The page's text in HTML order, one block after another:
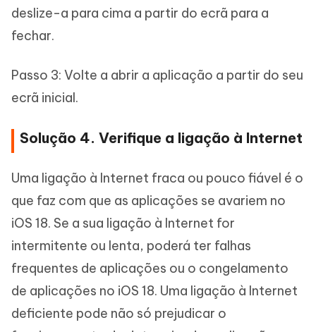
deslize-a para cima a partir do ecrã para a
fechar.
Passo 3: Volte a abrir a aplicação a partir do seu
ecrã inicial.
Solução 4. Verifique a ligação à Internet
Uma ligação à Internet fraca ou pouco fiável é o
que faz com que as aplicações se avariem no
iOS 18. Se a sua ligação à Internet for
intermitente ou lenta, poderá ter falhas
frequentes de aplicações ou o congelamento
de aplicações no iOS 18. Uma ligação à Internet
deficiente pode não só prejudicar o